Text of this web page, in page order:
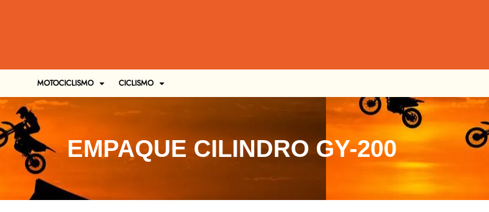
MOTOCICLISMO CICLISMO
EMPAQUE CILINDRO GY-200